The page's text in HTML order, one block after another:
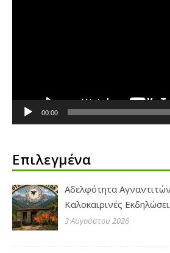
00:00
Επιλεγμένα
Αδελφότητα
Καλοκαιρινές
3 Αυγούστου 2026